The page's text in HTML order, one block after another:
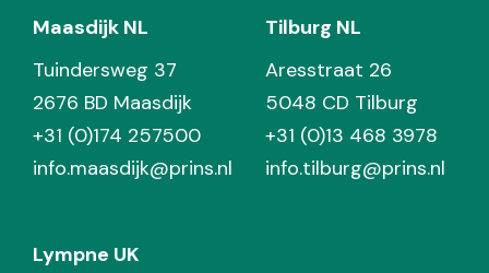
Maasdijk NL
Tuindersweg 37
2676 BD Maasdijk
+31 (0)174 257500
info.maasdijk@prins.nl
Tilburg NL
Aresstraat 26
5048 CD Tilburg
+31 (0)13 468 3978
info.tilburg@prins.nl
Lympne UK